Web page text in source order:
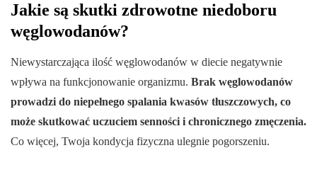
Jakie są skutki zdrowotne niedoboru
węglowodanów?
Niewystarczająca ilość węglowodanów w diecie negatywnie
wpływa na funkcjonowanie organizmu. Brak węglowodanów
prowadzi do niepełnego spalania kwasów tłuszczowych, co
może skutkować uczuciem senności i chronicznego zmęczenia.
Co więcej, Twoja kondycja fizyczna ulegnie pogorszeniu.